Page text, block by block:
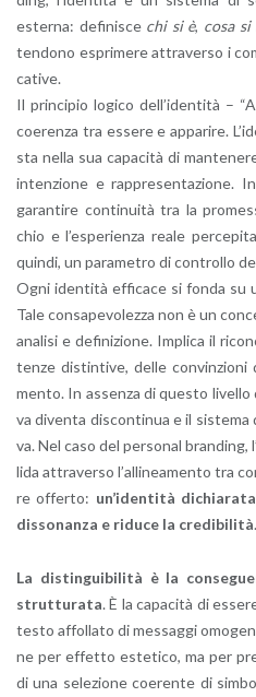
ester­na: de­fi­ni­sce chi si è, cosa si
ten­do­no espri­me­re at­tra­ver­so i
ca­ti­ve.
Il prin­ci­pio lo­gi­co del­l’i­den­ti­tà –
coe­ren­za tra es­se­re e ap­pa­ri­re.
sta nella sua ca­pa­ci­tà di
in­ten­zio­ne e rap­pre­sen­ta­zio­ne.
ga­ran­ti­re con­ti­nui­tà tra la
chio e l’e­spe­rien­za reale
quin­di, un pa­ra­me­tro di con­trol­lo
Ogni iden­ti­tà ef­fi­ca­ce si fonda su
Tale con­sa­pe­vo­lez­za non è un
ana­li­si e de­fi­ni­zio­ne. Im­pli­ca il
ten­ze di­stin­ti­ve, delle
men­to. In as­sen­za di que­sto li­vel­lo
va di­ven­ta di­scon­ti­nua e il
va. Nel caso del per­so­nal
li­da at­tra­ver­so l’al­li­nea­men­to tra
re of­fer­to: un’i­den­ti­tà
dis­so­nan­za e ri­du­ce la cre­di­bi­li­tà.
La di­stin­gui­bi­li­tà è la
strut­tu­ra­ta. È la ca­pa­ci­tà di
te­sto af­fol­la­to di mes­sag­gi
ne per ef­fet­to este­ti­co, ma per
di una se­le­zio­ne coe­ren­te di